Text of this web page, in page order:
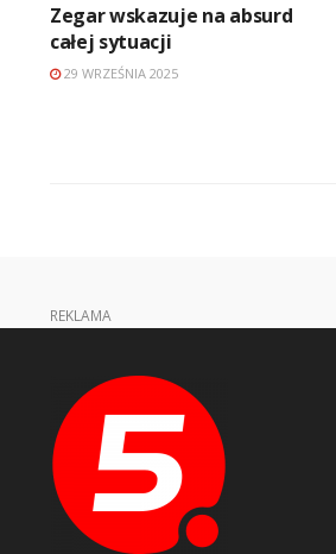
Zegar wskazuje na absurd
całej sytuacji
29 WRZEŚNIA 2025
REKLAMA